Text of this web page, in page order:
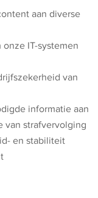
aan diverse
IT-systemen
van
informatie aan
van strafvervolging
en stabiliteit